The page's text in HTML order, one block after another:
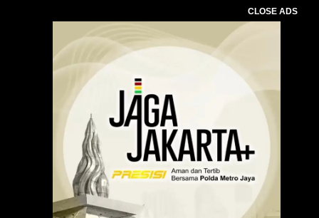
CLOSE ADS